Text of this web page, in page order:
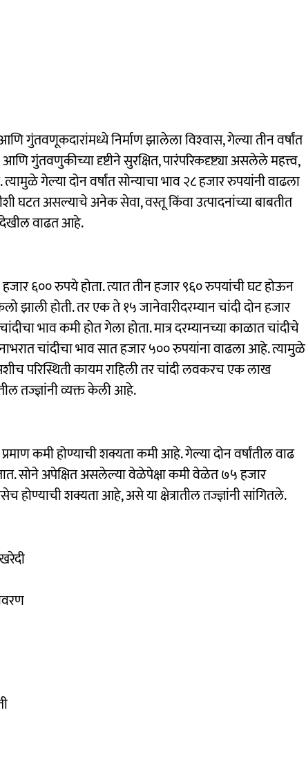
गुंतवणूकदारांमध्ये निर्माण झालेला विश्‍वास, गेल्या तीन वर्षांत
आणि गुंतवणुकीच्या दृष्टीने सुरक्षित, पारंपरिकदृष्ट्या असलेले महत्त्व,
गेल्‍या दोन वर्षांत सोन्याचा भाव २८ हजार रुपयांनी वाढला
घटत असल्याचे अनेक सेवा, वस्तू किंवा उत्पादनांच्या बाबतीत
वाढत आहे.
हजार ६०० रुपये होता. त्यात तीन हजार ९६० रुपयांची घट होऊन
झाली होती. तर एक ते १५ जानेवारीदरम्यान चांदी दोन हजार
भाव कमी होत गेला होता. मात्र दरम्यानच्या काळात चांदीचे
चांदीचा भाव सात हजार ५०० रुपयांना वाढला आहे. त्यामुळे
परिस्थिती कायम राहिली तर चांदी लवकरच एक लाख
तज्ज्ञांनी व्यक्त केली आहे.
कमी होण्याची शक्यता कमी आहे. गेल्या दोन वर्षांतील वाढ
सोने अपेक्षित असलेल्या वेळेपेक्षा कमी वेळेत ७५ हजार
शक्यता आहे, असे या क्षेत्रातील तज्ज्ञांनी सांगितले.